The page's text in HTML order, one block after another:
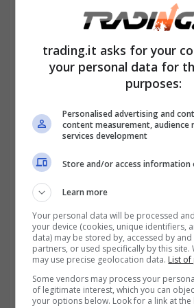
attenzione a cosa
Attenzione a come si
dichiarazione dei redditi se
usufruire del Bonus
trading.it asks for your
your personal data for
purposes:
Personalised advertising and
content measurement, audience
services development
Store and/or access information
Learn more
Your personal data will be processed
your device (cookies, unique identifiers,
data) may be stored by, accessed by
partners, or used specifically by this
may use precise geolocation data. List of
Some vendors may process your
of legitimate interest, which you can
your options below. Look for a link at